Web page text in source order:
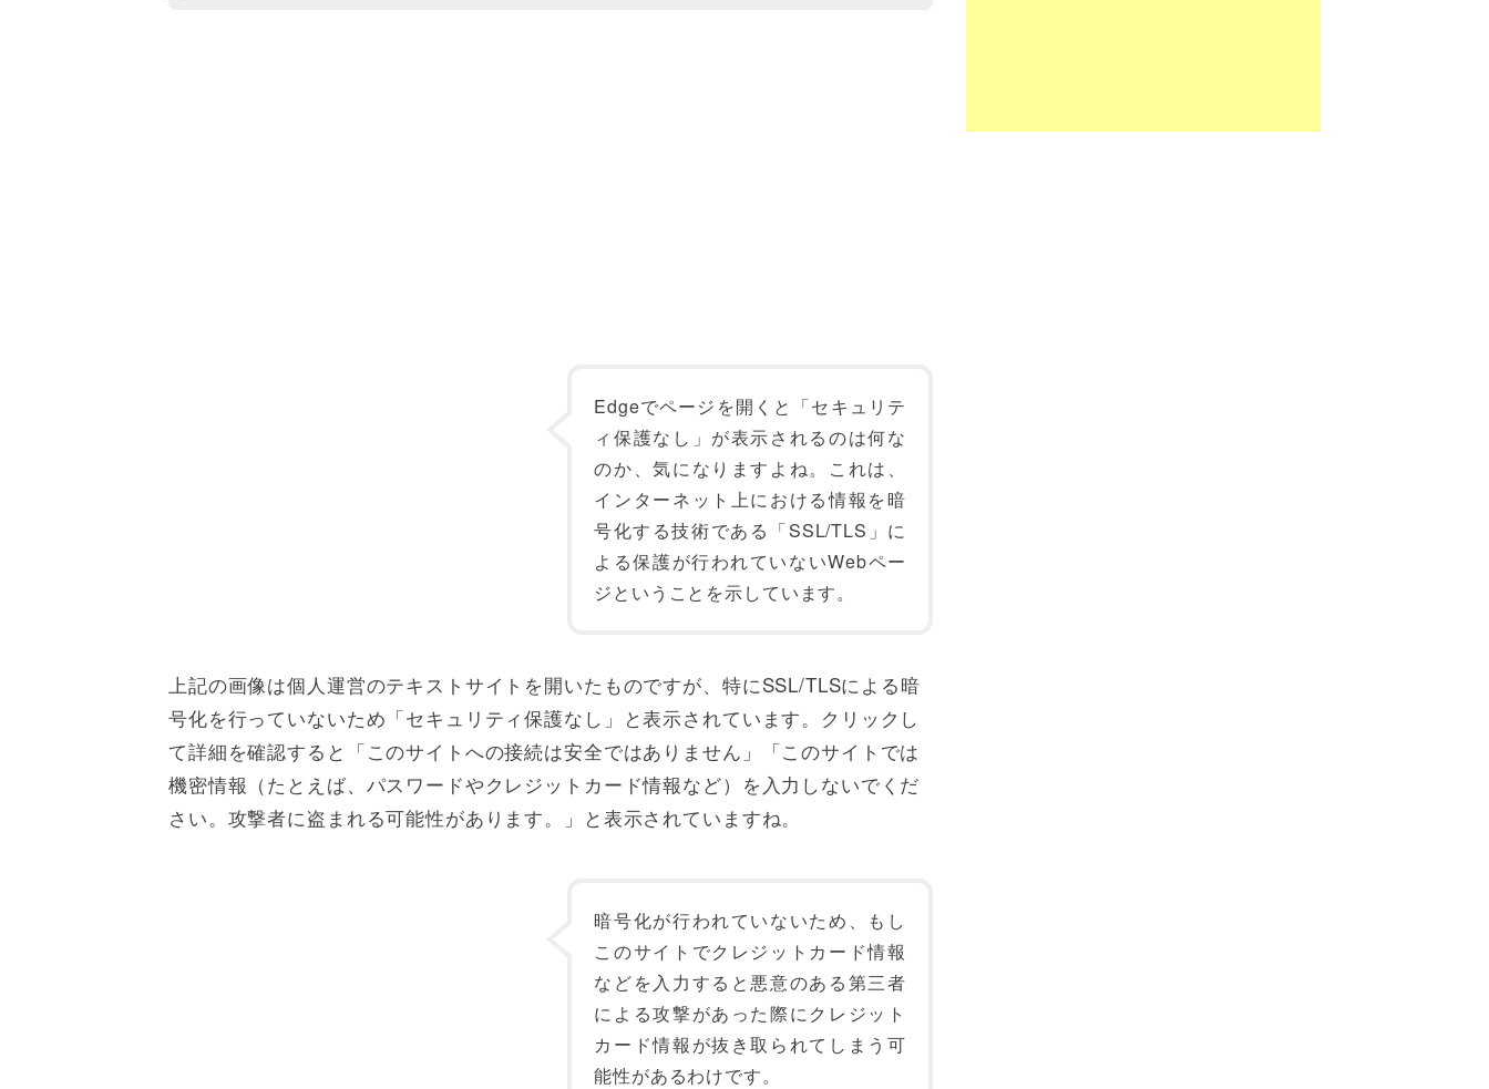
Edgeでページを開くと「セキュリテ
ィ保護なし」が表示されるのは何な
のか、気になりますよね。これは、
インターネット上における情報を暗
号化する技術である「SSL/TLS」に
よる保護が行われていないWebペー
ジということを示しています。
上記の画像は個人運営のテキストサイトを開いたものですが、特にSSL/TLSによる暗
号化を行っていないため「セキュリティ保護なし」と表示されています。クリックし
て詳細を確認すると「このサイトへの接続は安全ではありません」「このサイトでは
機密情報（たとえば、パスワードやクレジットカード情報など）を入力しないでくだ
さい。攻撃者に盗まれる可能性があります。」と表示されていますね。
暗号化が行われていないため、もし
このサイトでクレジットカード情報
などを入力すると悪意のある第三者
による攻撃があった際にクレジット
カード情報が抜き取られてしまう可
能性があるわけです。